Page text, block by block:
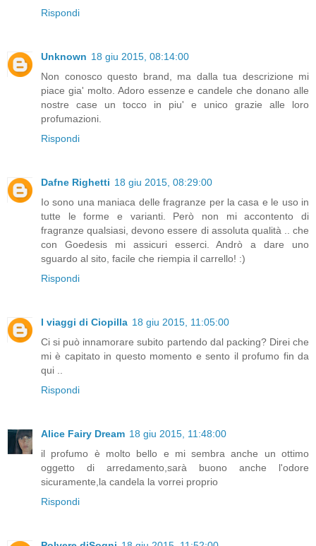
Rispondi
Unknown 18 giu 2015, 08:14:00
Non conosco questo brand, ma dalla tua descrizione mi
piace gia' molto. Adoro essenze e candele che donano alle
nostre case un tocco in piu' e unico grazie alle loro
profumazioni.
Rispondi
Dafne Righetti 18 giu 2015, 08:29:00
Io sono una maniaca delle fragranze per la casa e le uso in
tutte le forme e varianti. Però non mi accontento di
fragranze qualsiasi, devono essere di assoluta qualità .. che
con Goedesis mi assicuri esserci. Andrò a dare uno
sguardo al sito, facile che riempia il carrello! :)
Rispondi
I viaggi di Ciopilla 18 giu 2015, 11:05:00
Ci si può innamorare subito partendo dal packing? Direi che
mi è capitato in questo momento e sento il profumo fin da
qui ..
Rispondi
Alice Fairy Dream 18 giu 2015, 11:48:00
il profumo è molto bello e mi sembra anche un ottimo
oggetto di arredamento,sarà buono anche l'odore
sicuramente,la candela la vorrei proprio
Rispondi